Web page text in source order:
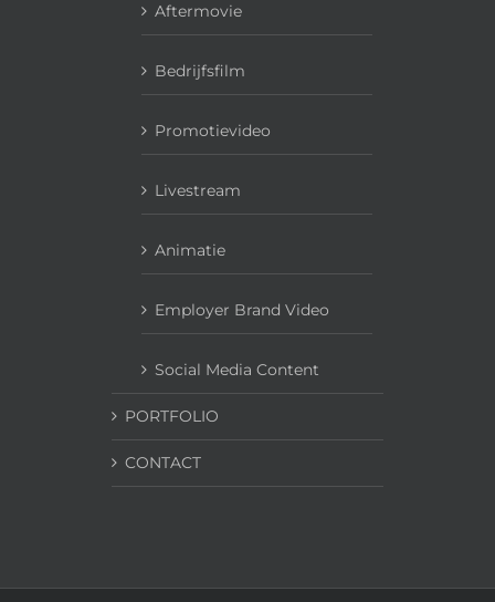
Aftermovie
Bedrijfsfilm
Promotievideo
Livestream
Animatie
Employer Brand Video
Social Media Content
PORTFOLIO
CONTACT